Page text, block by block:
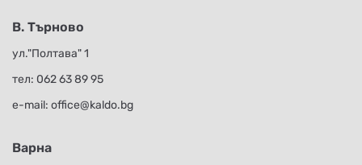
В. Търново
ул."Полтава" 1
тел: 062 63 89 95
е-mail: office@kaldo.bg
Варна